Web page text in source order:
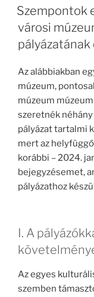
Szempontok
városi
Az alábbiakban
múzeum,
múzeum
szeretnék
pályázat tartalmi
mert az
korábbi – 2024.
bejegyzésemet,
pályázathoz
I. A
Az egyes
szemben